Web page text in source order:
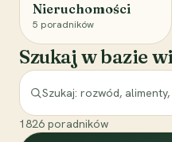
Nieruchomości
5 poradników
Szukaj w bazie
1826 poradników